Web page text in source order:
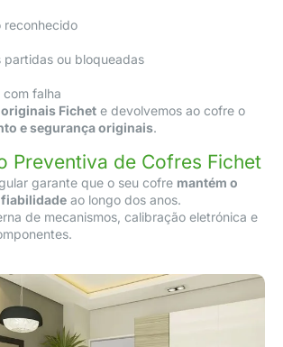
reconhecido
partidas ou bloqueadas
falha
Fichet e devolvemos ao cofre o
e segurança originais.
Preventiva de Cofres Fichet
garante que o seu cofre mantém o
fiabilidade ao longo dos anos.
de mecanismos, calibração eletrónica e